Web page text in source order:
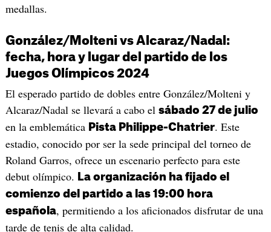
medallas.
González/Molteni vs Alcaraz/Nadal:
fecha, hora y lugar del partido de los
Juegos Olímpicos 2024
El esperado partido de dobles entre González/Molteni y
Alcaraz/Nadal se llevará a cabo el sábado 27 de julio
en la emblemática Pista Philippe-Chatrier. Este
estadio, conocido por ser la sede principal del torneo de
Roland Garros, ofrece un escenario perfecto para este
debut olímpico.
La organización ha fijado el
comienzo del partido a las 19:00 hora
española, permitiendo a los aficionados disfrutar de una
tarde de tenis de alta calidad.